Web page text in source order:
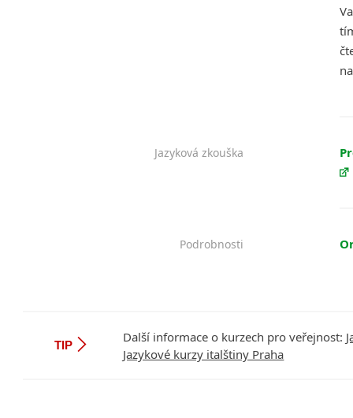
Jazyková zkouška
Podrobnosti
TIP
Další informace o kurzech pro veřejnost:
Jazykové kurzy italštiny Praha